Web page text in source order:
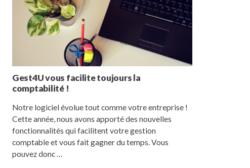
Gest4U vous facilite toujours la
comptabilité !
Notre logiciel évolue tout comme votre entreprise !
Cette année, nous avons apporté des nouvelles
fonctionnalités qui facilitent votre gestion
comptable et vous fait gagner du temps. Vous
pouvez donc …